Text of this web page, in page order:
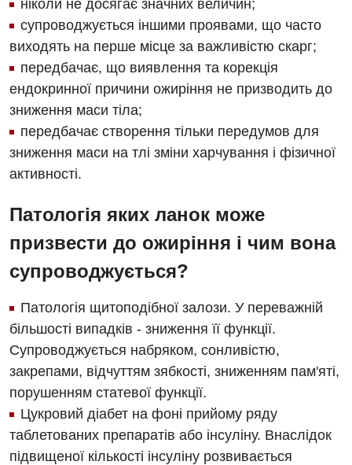
ніколи не досягає значних величин;
супроводжується іншими проявами, що часто
виходять на перше місце за важливістю скарг;
передбачає, що виявлення та корекція
ендокринної причини ожиріння не призводить до
зниження маси тіла;
передбачає створення тільки передумов для
зниження маси на тлі зміни харчування і фізичної
активності.
Патологія яких ланок може
призвести до ожиріння і чим вона
супроводжується?
Патологія щитоподібної залози. У переважній
більшості випадків - зниження її функції.
Супроводжується набряком, сонливістю,
закрепами, відчуттям зябкості, зниженням пам'яті,
порушенням статевої функції.
Цукровий діабет на фоні прийому ряду
таблетованих препаратів або інсуліну. Внаслідок
підвищеної кількості інсуліну розвивається